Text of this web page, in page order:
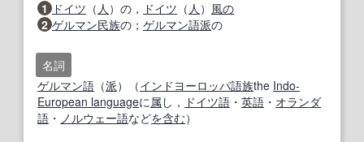
1 ドイツ （ 人 ）の， ドイツ （ 人 ） 風の
2 ゲルマン民族の； ゲルマン語派の
名詞
ゲルマン語 （派）（インドヨーロッパ語族the Indo‐
European languageに属 し， ドイツ語 ・ 英語 ・ オランダ
語 ・ ノルウェー語などを含む）